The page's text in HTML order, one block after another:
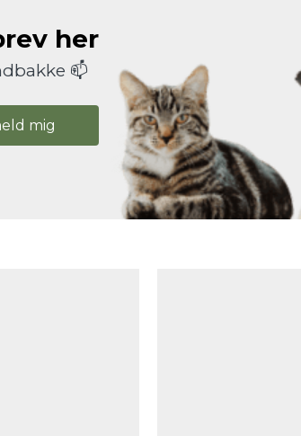
her
📫
mig